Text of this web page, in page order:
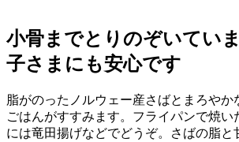
小骨までとりのぞいてい
子さまにも安心です
脂がのったノルウェー産さばとまろやか
ごはんがすすみます。フライパンで焼い
には竜田揚げなどでどうぞ。さばの脂と